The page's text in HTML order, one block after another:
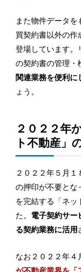
また物件データ
買契約書以外の作
登場しています
の契約書の管理・
関連業務を便利に
ょう。
２０２２年
ト不動産」
２０２２年５月
の押印が不要とな
を完結する「ネ
た。 電子契約サー
る契約業務に活用
なお２０２２年